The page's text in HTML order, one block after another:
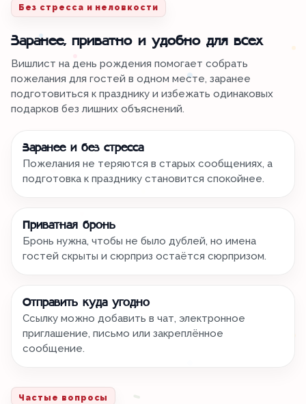
Без стресса и неловкости
Заранее, приватно и удобно для всех
Вишлист на день рождения помогает собрать
пожелания для гостей в одном месте, заранее
подготовиться к празднику и избежать одинаковых
подарков без лишних объяснений.
Заранее и без стресса
Пожелания не теряются в старых сообщениях, а
подготовка к празднику становится спокойнее.
Приватная бронь
Бронь нужна, чтобы не было дублей, но имена
гостей скрыты и сюрприз остаётся сюрпризом.
Отправить куда угодно
Ссылку можно добавить в чат, электронное
приглашение, письмо или закреплённое
сообщение.
Частые вопросы